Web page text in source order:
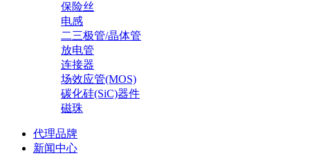
保险丝
电感
二三极管/晶体管
放电管
连接器
场效应管(MOS)
碳化硅(SiC)器件
磁珠
代理品牌
新闻中心